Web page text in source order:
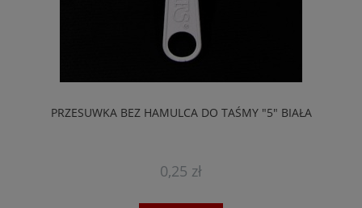
PRZESUWKA BEZ HAMULCA DO TAŚMY "5" BIAŁA
0,25 zł